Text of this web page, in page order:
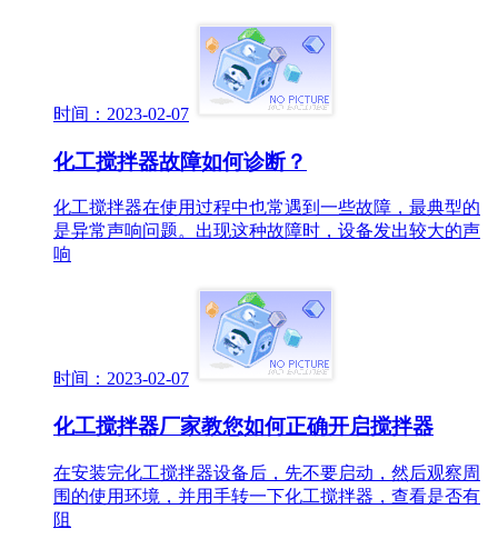
时间：2023-02-07
化工搅拌器故障如何诊断？
化工搅拌器在使用过程中也常遇到一些故障，最典型的
是异常声响问题。出现这种故障时，设备发出较大的声
响
时间：2023-02-07
化工搅拌器厂家教您如何正确开启搅拌器
在安装完化工搅拌器设备后，先不要启动，然后观察周
围的使用环境，并用手转一下化工搅拌器，查看是否有
阻